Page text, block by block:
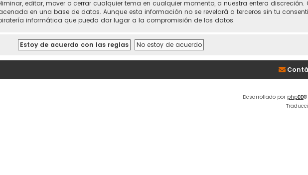
editar, mover o cerrar cualquier tema en cualquier momento, a nuestra entera
en una base de datos. Aunque esta información no se revelará a terceros sin tu
informática que pueda dar lugar a la compromisión de los datos.
Desarrollado por phpBB®